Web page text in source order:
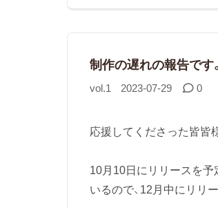
制作の遅れの報告です
vol.1 2023-07-29 0
応援してくださった皆皆
10月10日にリリースを
いるので、12月中にリリ